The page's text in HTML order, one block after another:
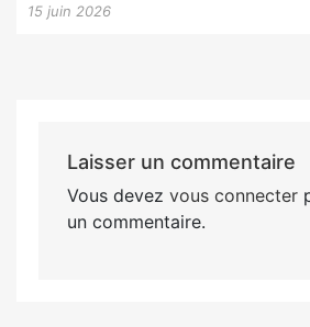
15 juin 2026
Laisser un commentaire
Vous devez vous connecter
un commentaire.